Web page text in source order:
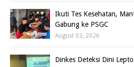
Ikuti Tes Kesehatan,
Gabung ke PSGC
August 03, 2026
Dinkes Deteksi Dini